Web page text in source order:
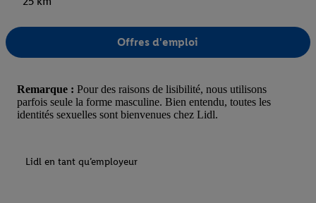
Offres d'emploi
Remarque : Pour des raisons de lisibilité, nous utilisons
parfois seule la forme masculine. Bien entendu, toutes les
identités sexuelles sont bienvenues chez Lidl.
Lidl en tant qu’employeur